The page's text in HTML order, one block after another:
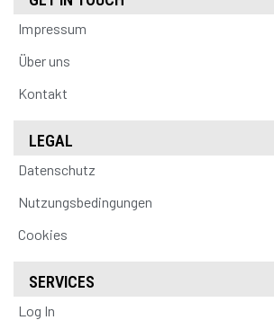
Impressum
Über uns
Kontakt
LEGAL
Datenschutz
Nutzungsbedingungen
Cookies
SERVICES
Log In